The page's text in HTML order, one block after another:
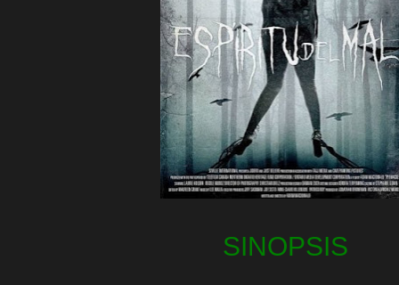
SINOPSIS